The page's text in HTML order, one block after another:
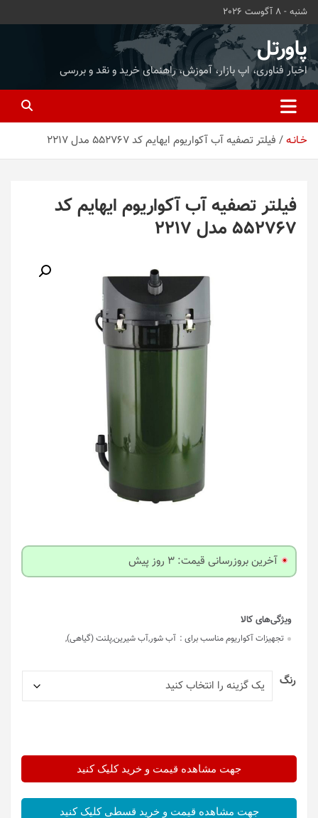
محتوا
بروید
شنبه - 8 آگوست 2026
پاورتل
اخبار فناوری، اپ بازار، آموزش، راهنمای خرید و نقد و بررسی
خـانـه فیلتر تصفیه آب آکواریوم ایهایم کد 552767 مدل 2217
فیلتر تصفیه آب آکواریوم ایهایم کد
552767 مدل 2217
آخرین بروزرسانی قیمت: 3 روز پیش
تجهیزات آکواریوم مناسب برای : آب شور,آب شیرین,پلنت (گیاهی),
رنگ
جهت مشاهده قیمت و خرید کلیک کنید
جهت مشاهده قیمت و خرید قسطی کلیک کنید